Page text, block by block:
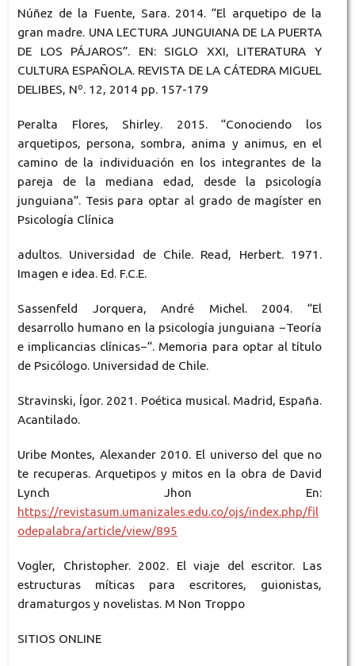
Núñez de la Fuente, Sara. 2014. “El arquetipo de la
gran madre. UNA LECTURA JUNGUIANA DE LA PUERTA
DE LOS PÁJAROS”. EN: SIGLO XXI, LITERATURA Y
CULTURA ESPAÑOLA. REVISTA DE LA CÁTEDRA MIGUEL
DELIBES, Nº. 12, 2014 pp. 157-179
Peralta Flores, Shirley. 2015. “Conociendo los
arquetipos, persona, sombra, anima y animus, en el
camino de la individuación en los integrantes de la
pareja de la mediana edad, desde la psicología
junguiana”. Tesis para optar al grado de magíster en
Psicología Clínica
adultos. Universidad de Chile. Read, Herbert. 1971.
Imagen e idea. Ed. F.C.E.
Sassenfeld Jorquera, André Michel. 2004. “El
desarrollo humano en la psicología junguiana −Teoría
e implicancias clínicas−“. Memoria para optar al título
de Psicólogo. Universidad de Chile.
Stravinski, Ígor. 2021. Poética musical. Madrid, España.
Acantilado.
Uribe Montes, Alexander 2010. El universo del que no
te recuperas. Arquetipos y mitos en la obra de David
Lynch Jhon En:
https://revistasum.umanizales.edu.co/ojs/index.php/fil
odepalabra/article/view/895
Vogler, Christopher. 2002. El viaje del escritor. Las
estructuras míticas para escritores, guionistas,
dramaturgos y novelistas. M Non Troppo
SITIOS ONLINE